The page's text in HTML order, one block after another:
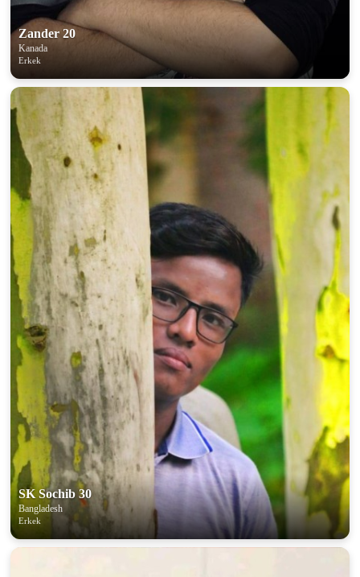
Zander 20
Kanada
Erkek
SK Sochib 30
Bangladesh
Erkek